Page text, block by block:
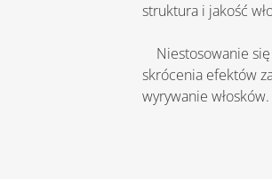
struktura i jakość
skrócenia efektów
wyrywanie włosków.